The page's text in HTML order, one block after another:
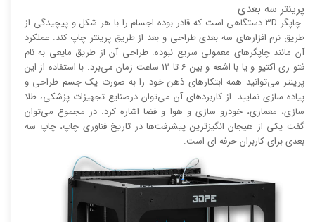
پرینتر سه بعدی
چاپگر 3D دستگاهی است که قادر بوده اجسام را با هر شکل و پیچیدگی از
طریق نرم افزار‌های سه بعدی طراحی و بعد از طریق پرینتر چاپ کند. عملکرد
آن مانند چاپگر‌های معمولی سریع نبوده. طراحی آن از طریق مایعی به نام
فتو ری اکتیو و یا با اشعه و بین 6 تا 12 ساعت زمان می‌برد. با استفاده از این
پرینتر می‌توانید همه ابتکار‌های ذهن خود را به صورت یک جسم طراحی و
پیاده سازی نمایید. از کاربرد‌های آن می‌توان درصنایع تجهیزات پزشکی، طلا
سازی، معماری، خودرو سازی و هوا و فضا اشاره کرد. در مجموع می‌توان
گفت یکی از هیجان انگیز‌‌ترین پیشرفت‌ها در تاریخ فناوری چاپ، چاپ سه
بعدی برای کاربران حرفه ای است.